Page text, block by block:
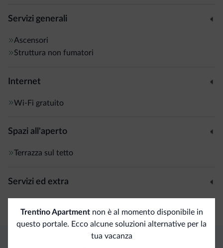
Servizi generali
Ascensori
Struttura non fumatori
Internet
Wi-Fi gratuito
Spazi all'aperto
Terrazza sul tetto
Servizi ed extra
Trentino Apartmentnon è al momento disponibile in
questo portale. Ecco alcune soluzioni alternative per la
tua vacanza